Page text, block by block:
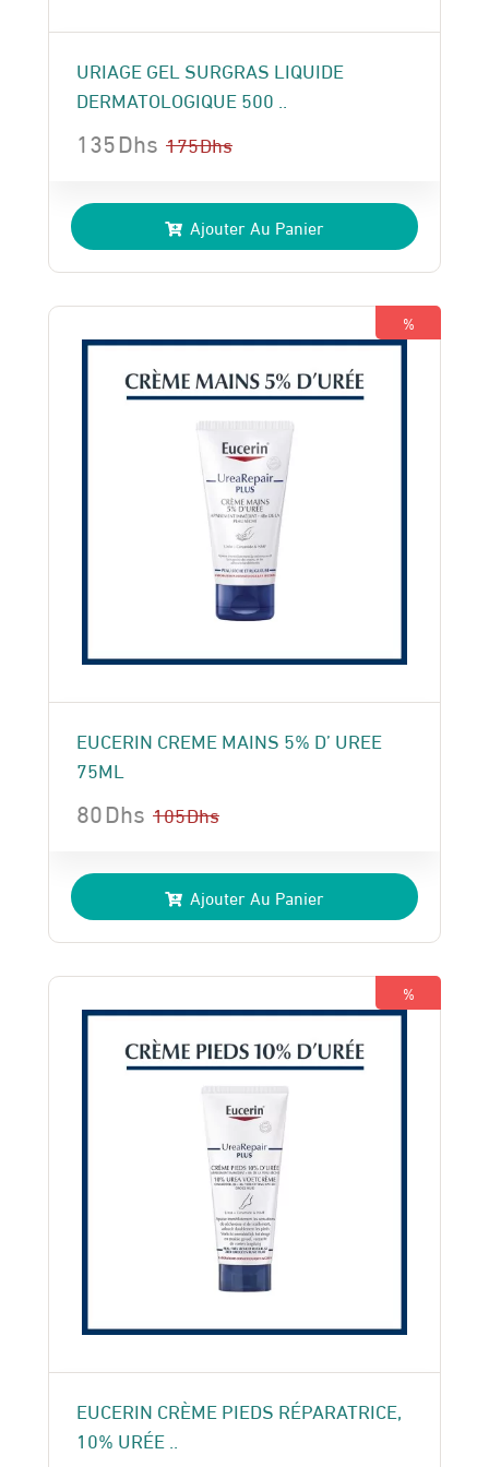
URIAGE GEL SURGRAS LIQUIDE
DERMATOLOGIQUE 500 ..
175Dhs
prix
initial
était :
175 Dhs.
135Dhs
prix
actuel
est :
135 Dhs.
Ajouter Au Panier
%
EUCERIN CREME MAINS 5% D’ UREE
75ML
105Dhs
prix
initial
était :
105 Dhs.
80Dhs
prix
actuel
est :
80 Dhs.
Ajouter Au Panier
%
EUCERIN CRÈME PIEDS RÉPARATRICE,
10% URÉE ..